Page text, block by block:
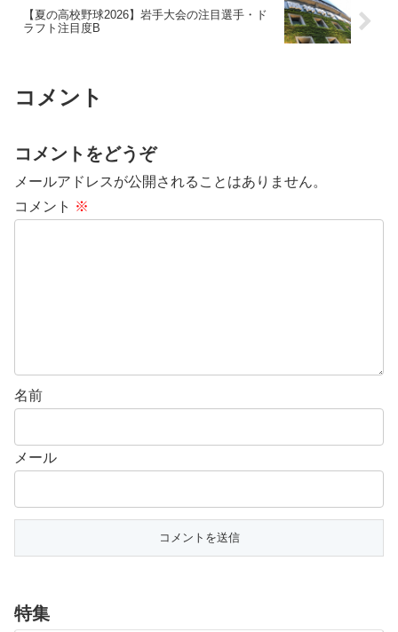
【夏の高校野球2026】岩手大会の注目選手・ド
ラフト注目度B
コメント
コメントをどうぞ
メールアドレスが公開されることはありません。
コメント ※
名前
メール
特集